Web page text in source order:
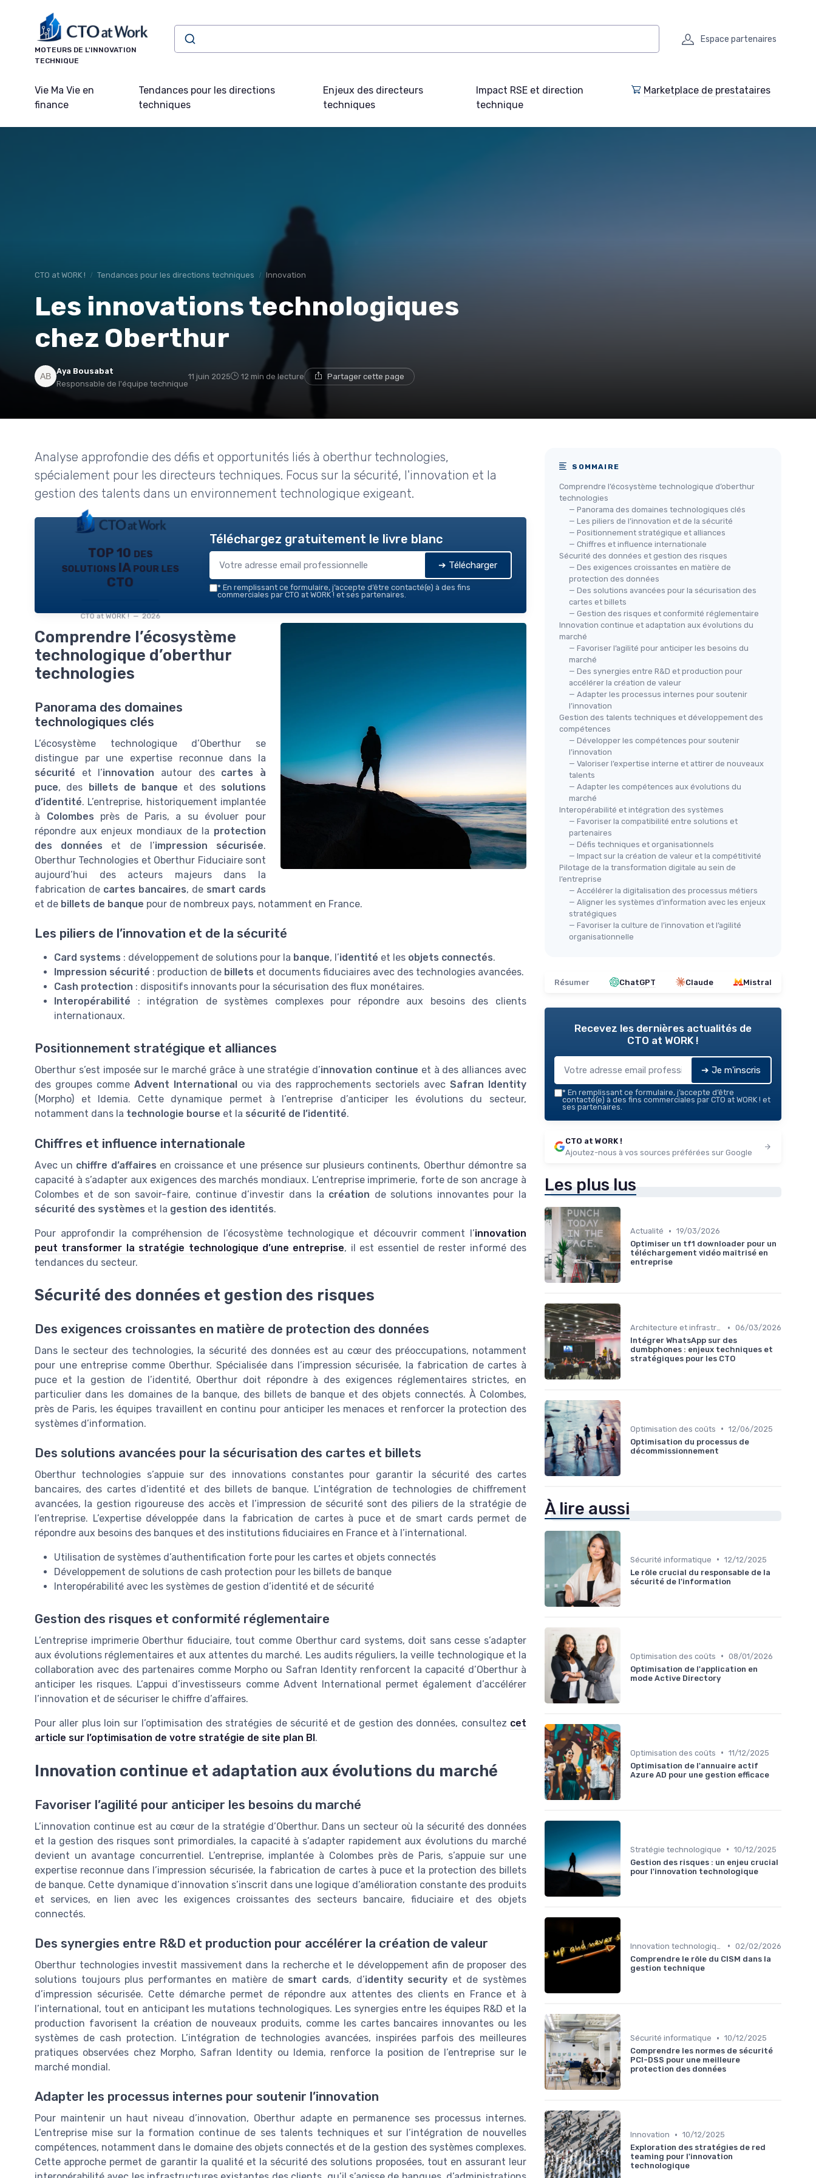
MOTEURS DE L'INNOVATION
TECHNIQUE
Espace partenaires
Vie Ma Vie en
finance
Tendances pour les directions
techniques
Enjeux des directeurs
techniques
Impact RSE et direction
technique
Marketplace de prestataires
CTO at WORK ! Tendances pour les directions techniques Innovation
Les innovations technologiques
chez Oberthur
Aya Bousabat
Responsable de l'équipe technique
11 juin 2025 12 min de lecture Partager cette page
Analyse approfondie des défis et opportunités liés à oberthur technologies,
spécialement pour les directeurs techniques. Focus sur la sécurité, l'innovation et la
gestion des talents dans un environnement technologique exigeant.
TOP 10 des
solutions IA pour les
CTO
CTO at WORK ! — 2026
Téléchargez gratuitement le livre blanc
➔ Télécharger
* En remplissant ce formulaire, j’accepte d’être contacté(e) à des fins
commerciales par CTO at WORK ! et ses partenaires.
Comprendre l’écosystème
technologique d’oberthur
technologies
Panorama des domaines
technologiques clés
L’écosystème technologique d’Oberthur se
distingue par une expertise reconnue dans la
sécurité et l’innovation autour des cartes à
puce, des billets de banque et des solutions
d’identité. L’entreprise, historiquement implantée
à Colombes près de Paris, a su évoluer pour
répondre aux enjeux mondiaux de la protection
des données et de l’impression sécurisée.
Oberthur Technologies et Oberthur Fiduciaire sont
aujourd’hui des acteurs majeurs dans la
fabrication de cartes bancaires, de smart cards
et de billets de banque pour de nombreux pays, notamment en France.
Les piliers de l’innovation et de la sécurité
Card systems : développement de solutions pour la banque, l’identité et les objets connectés.
Impression sécurité : production de billets et documents fiduciaires avec des technologies avancées.
Cash protection : dispositifs innovants pour la sécurisation des flux monétaires.
Interopérabilité : intégration de systèmes complexes pour répondre aux besoins des clients
internationaux.
Positionnement stratégique et alliances
Oberthur s’est imposée sur le marché grâce à une stratégie d’innovation continue et à des alliances avec
des groupes comme Advent International ou via des rapprochements sectoriels avec Safran Identity
(Morpho) et Idemia. Cette dynamique permet à l’entreprise d’anticiper les évolutions du secteur,
notamment dans la technologie bourse et la sécurité de l’identité.
Chiffres et influence internationale
Avec un chiffre d’affaires en croissance et une présence sur plusieurs continents, Oberthur démontre sa
capacité à s’adapter aux exigences des marchés mondiaux. L’entreprise imprimerie, forte de son ancrage à
Colombes et de son savoir-faire, continue d’investir dans la création de solutions innovantes pour la
sécurité des systèmes et la gestion des identités.
Pour approfondir la compréhension de l’écosystème technologique et découvrir comment l’innovation
peut transformer la stratégie technologique d’une entreprise, il est essentiel de rester informé des
tendances du secteur.
Sécurité des données et gestion des risques
Des exigences croissantes en matière de protection des données
Dans le secteur des technologies, la sécurité des données est au cœur des préoccupations, notamment
pour une entreprise comme Oberthur. Spécialisée dans l’impression sécurisée, la fabrication de cartes à
puce et la gestion de l’identité, Oberthur doit répondre à des exigences réglementaires strictes, en
particulier dans les domaines de la banque, des billets de banque et des objets connectés. À Colombes,
près de Paris, les équipes travaillent en continu pour anticiper les menaces et renforcer la protection des
systèmes d’information.
Des solutions avancées pour la sécurisation des cartes et billets
Oberthur technologies s’appuie sur des innovations constantes pour garantir la sécurité des cartes
bancaires, des cartes d’identité et des billets de banque. L’intégration de technologies de chiffrement
avancées, la gestion rigoureuse des accès et l’impression de sécurité sont des piliers de la stratégie de
l’entreprise. L’expertise développée dans la fabrication de cartes à puce et de smart cards permet de
répondre aux besoins des banques et des institutions fiduciaires en France et à l’international.
Utilisation de systèmes d’authentification forte pour les cartes et objets connectés
Développement de solutions de cash protection pour les billets de banque
Interopérabilité avec les systèmes de gestion d’identité et de sécurité
Gestion des risques et conformité réglementaire
L’entreprise imprimerie Oberthur fiduciaire, tout comme Oberthur card systems, doit sans cesse s’adapter
aux évolutions réglementaires et aux attentes du marché. Les audits réguliers, la veille technologique et la
collaboration avec des partenaires comme Morpho ou Safran Identity renforcent la capacité d’Oberthur à
anticiper les risques. L’appui d’investisseurs comme Advent International permet également d’accélérer
l’innovation et de sécuriser le chiffre d’affaires.
Pour aller plus loin sur l’optimisation des stratégies de sécurité et de gestion des données, consultez cet
article sur l’optimisation de votre stratégie de site plan BI .
Innovation continue et adaptation aux évolutions du marché
Favoriser l’agilité pour anticiper les besoins du marché
L’innovation continue est au cœur de la stratégie d’Oberthur. Dans un secteur où la sécurité des données
et la gestion des risques sont primordiales, la capacité à s’adapter rapidement aux évolutions du marché
devient un avantage concurrentiel. L’entreprise, implantée à Colombes près de Paris, s’appuie sur une
expertise reconnue dans l’impression sécurisée, la fabrication de cartes à puce et la protection des billets
de banque. Cette dynamique d’innovation s’inscrit dans une logique d’amélioration constante des produits
et services, en lien avec les exigences croissantes des secteurs bancaire, fiduciaire et des objets
connectés.
Des synergies entre R&D et production pour accélérer la création de valeur
Oberthur technologies investit massivement dans la recherche et le développement afin de proposer des
solutions toujours plus performantes en matière de smart cards, d’identity security et de systèmes
d’impression sécurisée. Cette démarche permet de répondre aux attentes des clients en France et à
l’international, tout en anticipant les mutations technologiques. Les synergies entre les équipes R&D et la
production favorisent la création de nouveaux produits, comme les cartes bancaires innovantes ou les
systèmes de cash protection. L’intégration de technologies avancées, inspirées parfois des meilleures
pratiques observées chez Morpho, Safran Identity ou Idemia, renforce la position de l’entreprise sur le
marché mondial.
Adapter les processus internes pour soutenir l’innovation
Pour maintenir un haut niveau d’innovation, Oberthur adapte en permanence ses processus internes.
L’entreprise mise sur la formation continue de ses talents techniques et sur l’intégration de nouvelles
compétences, notamment dans le domaine des objets connectés et de la gestion des systèmes complexes.
Cette approche permet de garantir la qualité et la sécurité des solutions proposées, tout en assurant leur
SOMMAIRE
Comprendre l’écosystème technologique d’oberthur
technologies
— Panorama des domaines technologiques clés
— Les piliers de l’innovation et de la sécurité
— Positionnement stratégique et alliances
— Chiffres et influence internationale
Sécurité des données et gestion des risques
— Des exigences croissantes en matière de
protection des données
— Des solutions avancées pour la sécurisation des
cartes et billets
— Gestion des risques et conformité réglementaire
Innovation continue et adaptation aux évolutions du
marché
— Favoriser l’agilité pour anticiper les besoins du
marché
— Des synergies entre R&D et production pour
accélérer la création de valeur
— Adapter les processus internes pour soutenir
l’innovation
Gestion des talents techniques et développement des
compétences
— Développer les compétences pour soutenir
l’innovation
— Valoriser l’expertise interne et attirer de nouveaux
talents
— Adapter les compétences aux évolutions du
marché
Interopérabilité et intégration des systèmes
— Favoriser la compatibilité entre solutions et
partenaires
— Défis techniques et organisationnels
— Impact sur la création de valeur et la compétitivité
Pilotage de la transformation digitale au sein de
l’entreprise
— Accélérer la digitalisation des processus métiers
— Aligner les systèmes d’information avec les enjeux
stratégiques
— Favoriser la culture de l’innovation et l’agilité
organisationnelle
Résumer ChatGPT Claude Mistral
Recevez les dernières actualités de
CTO at WORK !
➔ Je m'inscris
* En remplissant ce formulaire, j’accepte d’être
contacté(e) à des fins commerciales par CTO at WORK ! et
ses partenaires.
CTO at WORK !
Ajoutez-nous à vos sources préférées sur Google
Les plus lus
Actualité • 19/03/2026
Optimiser un tf1 downloader pour un
téléchargement vidéo maîtrisé en
entreprise
Architecture et infrastructure • 06/03/2026
Intégrer WhatsApp sur des
dumbphones : enjeux techniques et
stratégiques pour les CTO
Optimisation des coûts • 12/06/2025
Optimisation du processus de
décommissionnement
À lire aussi
Sécurité informatique • 12/12/2025
Le rôle crucial du responsable de la
sécurité de l'information
Optimisation des coûts • 08/01/2026
Optimisation de l'application en
mode Active Directory
Optimisation des coûts • 11/12/2025
Optimisation de l'annuaire actif
Azure AD pour une gestion efficace
Stratégie technologique • 10/12/2025
Gestion des risques : un enjeu crucial
pour l'innovation technologique
• 02/02/2026
Comprendre le rôle du CISM dans la
gestion technique
Sécurité informatique • 10/12/2025
Comprendre les normes de sécurité
PCI-DSS pour une meilleure
protection des données
Innovation • 10/12/2025
Exploration des stratégies de red
teaming pour l'innovation
technologique